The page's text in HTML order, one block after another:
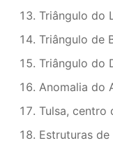
Triângulo do
Triângulo de
Triângulo do
Anomalia do
Tulsa, centro
Estruturas de